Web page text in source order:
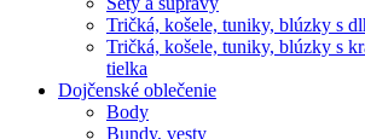
Tričká, košele, tuniky, blúzky s
Tričká, košele, tuniky, blúzky s
tielka
Dojčenské oblečenie
Body
Bundy, vesty